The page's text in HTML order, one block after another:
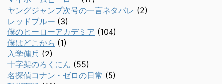
ヤングジャンプ次号の一言ネタバレ (2)
レッドブルー (3)
僕のヒーローアカデミア (104)
僕はどこから (1)
入学傭兵 (2)
十字架のろくにん (55)
名探偵コナン・ゼロの日常 (5)